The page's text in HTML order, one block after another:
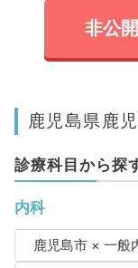
非公
鹿児島県鹿
診療科目から探
内科
鹿児島市 × 一般